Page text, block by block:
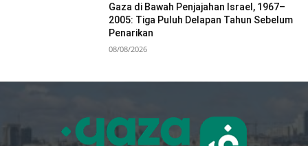
Gaza di Bawah Penjajahan Israel, 1967–
2005: Tiga Puluh Delapan Tahun Sebelum
Penarikan
08/08/2026